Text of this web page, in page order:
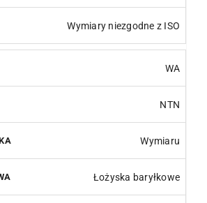
Wymiary niezgodne z ISO
WA
NTN
Wymiaru
Łożyska baryłkowe